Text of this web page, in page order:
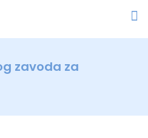
zavoda za